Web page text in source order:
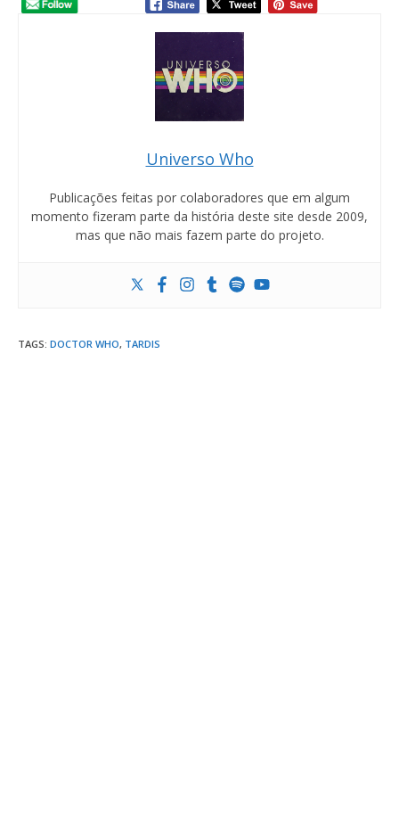
Universo Who
Publicações feitas por colaboradores que em algum
momento fizeram parte da história deste site desde 2009,
mas que não mais fazem parte do projeto.
TAGS: DOCTOR WHO, TARDIS